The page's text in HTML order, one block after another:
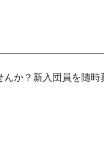
か？新入団員を随時